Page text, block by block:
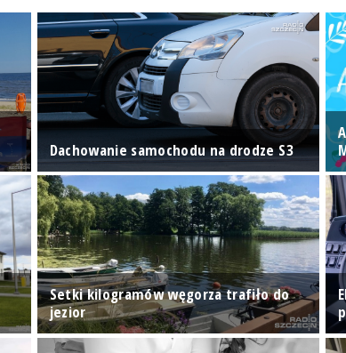
Dachowanie samochodu na drodze S3
Setki kilogramów węgorza trafiło do
jezior